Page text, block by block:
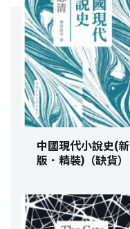
中國現代小說史(新
版．精裝)（缺貨）